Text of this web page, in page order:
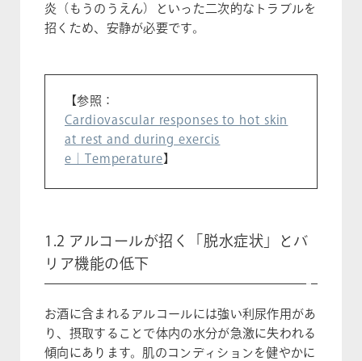
炎（もうのうえん）といった二次的なトラブルを
招くため、安静が必要です。
【参照：
Cardiovascular responses to hot skin
at rest and during exercis
e｜Temperature】
1.2 アルコールが招く「脱水症状」とバ
リア機能の低下
お酒に含まれるアルコールには強い利尿作用があ
り、摂取することで体内の水分が急激に失われる
傾向にあります。肌のコンディションを健やかに